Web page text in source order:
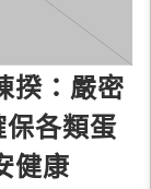
揆：嚴密
保各類蛋
健康